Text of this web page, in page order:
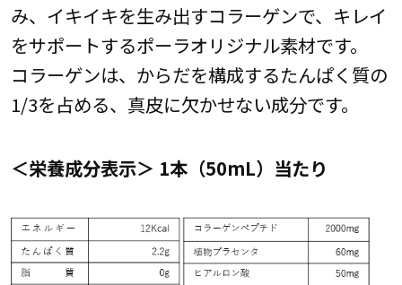
み、イキイキを生み出すコラーゲンで、キレイ
をサポートするポーラオリジナル素材です。
コラーゲンは、からだを構成するたんぱく質の
1/3を占める、真皮に欠かせない成分です。
＜栄養成分表示＞ 1本（50mL）当たり